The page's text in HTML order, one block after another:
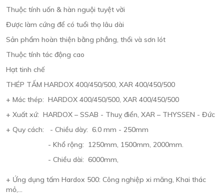
Thuộc tính uốn & hàn nguội tuyệt vời
Được làm cứng để có tuổi thọ lâu dài
Sản phẩm hoàn thiện bằng phẳng, thổi và sơn lót
Thuộc tính tác động cao
Hạt tinh chế
THÉP TẤM HARDOX 400/450/500, XAR 400/450/500
+ Mác thép: HARDOX 400/450/500, XAR 400/450/500
+ Xuất xứ: HARDOX – SSAB - Thuỵ điển, XAR – THYSSEN - Đức
+ Quy cách: - Chiều dày: 6.0 mm - 250mm
- Khổ rộng: 1250mm, 1500mm, 2000mm.
- Chiều dài: 6000mm,
+ Ứng dụng tấm Hardox 500: Công nghiệp xi măng, Khai thác
mỏ,...